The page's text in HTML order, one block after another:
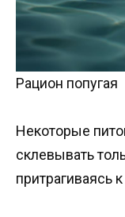
Рацион попугая
Некоторые
склевывать
притрагиваясь